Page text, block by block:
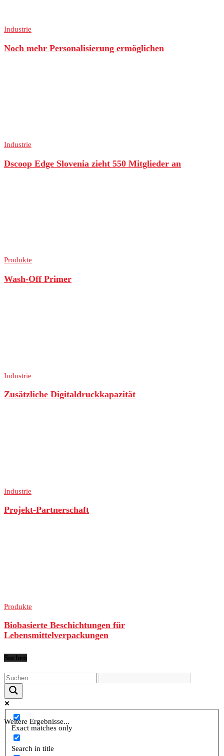
Industrie
Noch mehr Personalisierung ermöglichen
Industrie
Dscoop Edge Slovenia zieht 550 Mitglieder an
Produkte
Wash-Off Primer
Industrie
Zusätzliche Digitaldruckkapazität
Industrie
Projekt-Partnerschaft
Produkte
Biobasierte Beschichtungen für
Lebensmittelverpackungen
Suchen
Weitere Ergebnisse...
Exact matches only
Search in title